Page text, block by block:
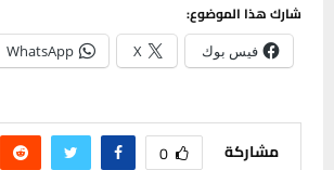
شارك هذا الموضوع:
فيس بوك X
WhatsApp
مشاركة 0